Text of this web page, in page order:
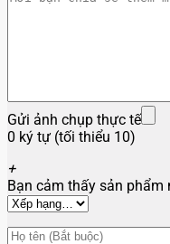
Gửi ảnh chụp thực tế
0 ký tự (tối thiểu 10)
+
Bạn cảm thấy sản phẩm